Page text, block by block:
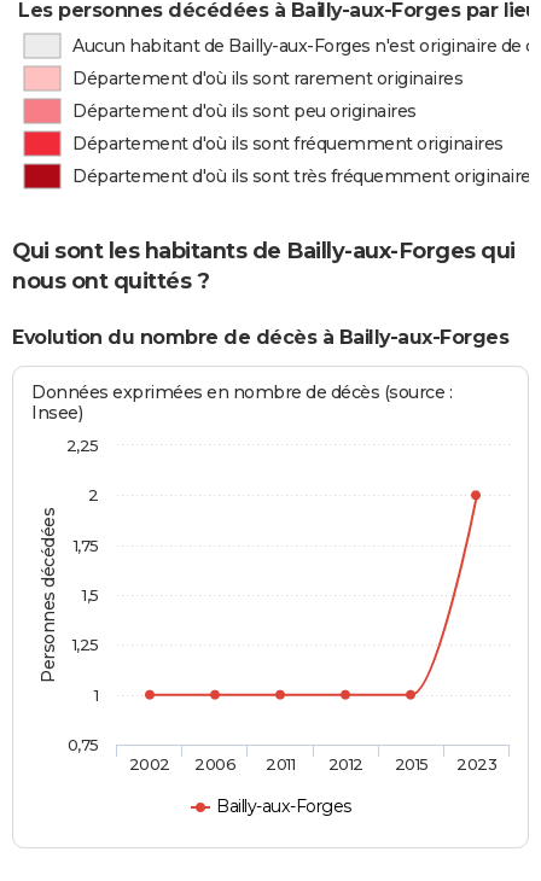
Les personnes décédées à Bailly-aux-Forges par
Aucun habitant de Bailly-aux-Forges n'est originaire de
Département d'où ils sont rarement originaires
Département d'où ils sont peu originaires
Département d'où ils sont fréquemment originaires
Département d'où ils sont très fréquemment originaires
Qui sont les habitants de Bailly-aux-Forges qui
nous ont quittés ?
Evolution du nombre de décès à Bailly-aux-Forges
Personnes décédées
Données exprimées en nombre de décès (source :
Insee)
Bailly-aux-Forges
2002 2006 2011 2012 2015 2023
0,75
1
1,25
1,5
1,75
2
2,25